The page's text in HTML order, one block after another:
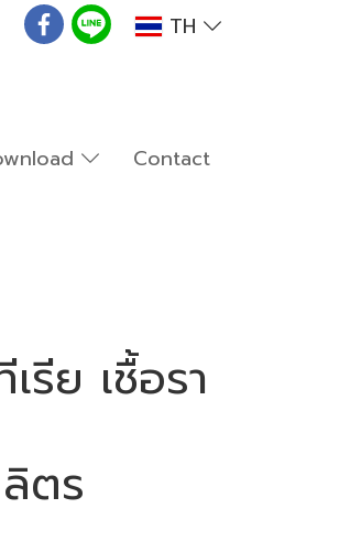
TH
Contact
ย เชื้อรา
ตร